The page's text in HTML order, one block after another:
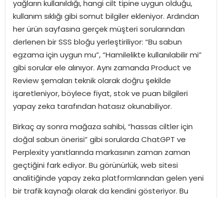
yağların kullanıldığı, hangi cilt tipine uygun olduğu,
kullanım sıklığı gibi somut bilgiler ekleniyor. Ardından
her ürün sayfasına gerçek müşteri sorularından
derlenen bir SSS bloğu yerleştiriliyor: “Bu sabun
egzama için uygun mu”, “Hamilelikte kullanılabilir mi”
gibi sorular ele alınıyor. Aynı zamanda Product ve
Review şemaları teknik olarak doğru şekilde
işaretleniyor, böylece fiyat, stok ve puan bilgileri
yapay zeka tarafından hatasız okunabiliyor.
Birkaç ay sonra mağaza sahibi, “hassas ciltler için
doğal sabun önerisi” gibi sorularda ChatGPT ve
Perplexity yanıtlarında markasının zaman zaman
geçtiğini fark ediyor. Bu görünürlük, web sitesi
analitiğinde yapay zeka platformlarından gelen yeni
bir trafik kaynağı olarak da kendini gösteriyor. Bu